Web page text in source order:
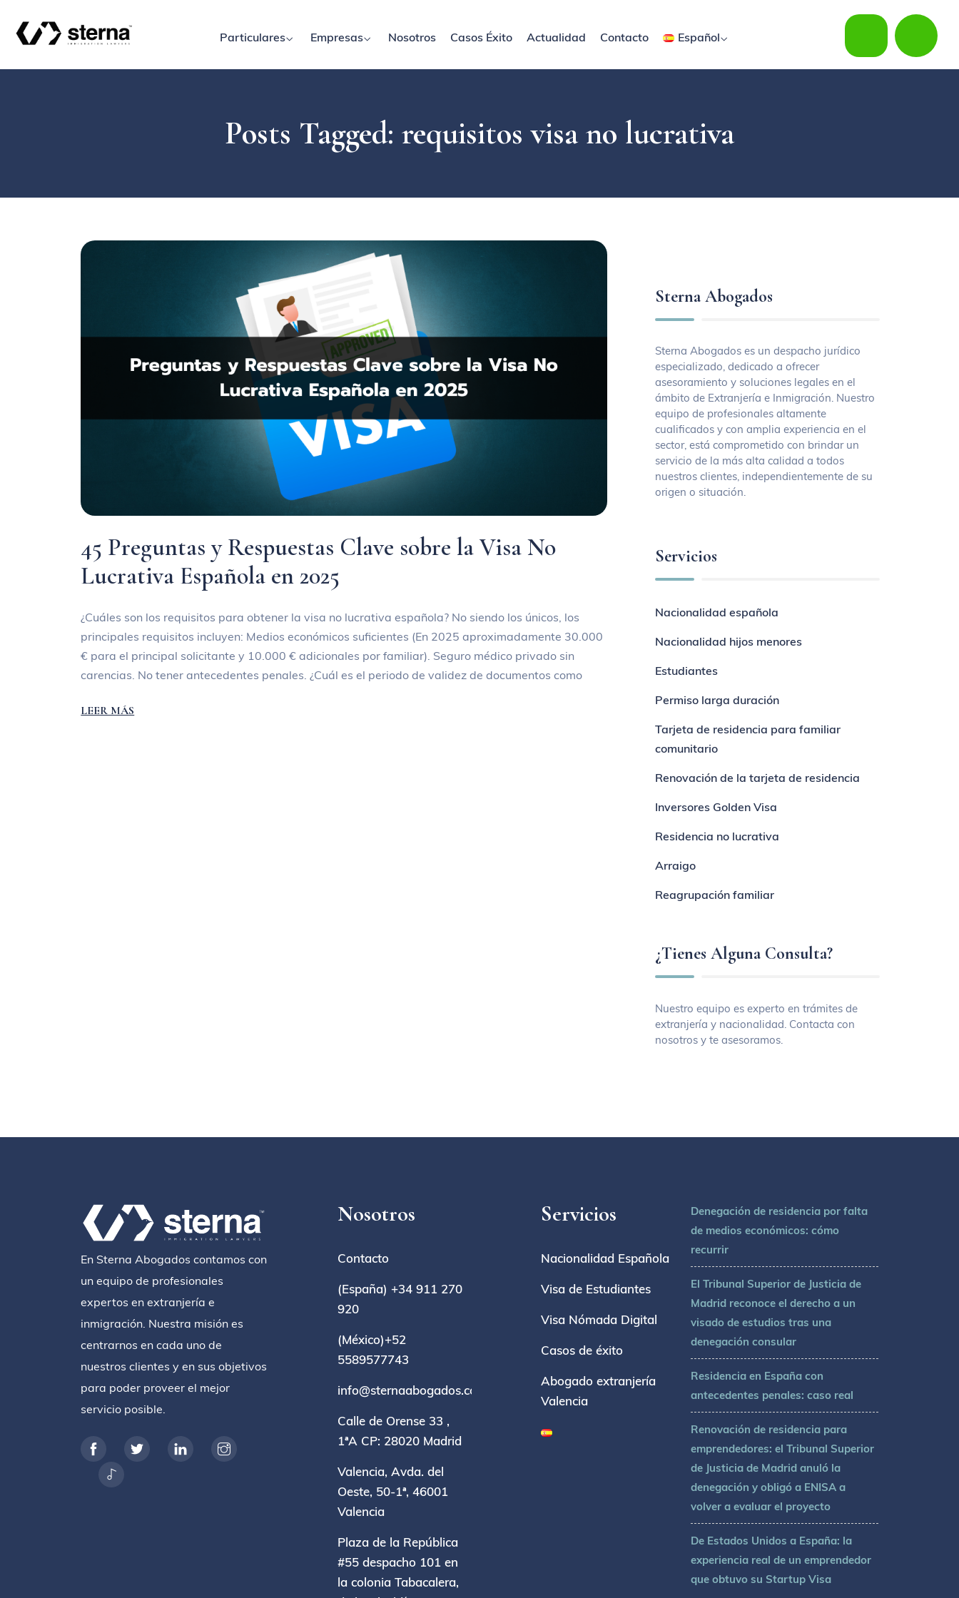
Particulares Empresas Nosotros Casos Éxito Actualidad Contacto Español
Posts Tagged: requisitos visa no lucrativa
45 Preguntas y Respuestas Clave sobre la Visa No
Lucrativa Española en 2025
¿Cuáles son los requisitos para obtener la visa no lucrativa española? No siendo los únicos, los
principales requisitos incluyen: Medios económicos suficientes (En 2025 aproximadamente 30.000
€ para el principal solicitante y 10.000 € adicionales por familiar). Seguro médico privado sin
carencias. No tener antecedentes penales. ¿Cuál es el periodo de validez de documentos como
LEER MÁS
Sterna Abogados
Sterna Abogados es un despacho jurídico
especializado, dedicado a ofrecer
asesoramiento y soluciones legales en el
ámbito de Extranjería e Inmigración. Nuestro
equipo de profesionales altamente
cualificados y con amplia experiencia en el
sector, está comprometido con brindar un
servicio de la más alta calidad a todos
nuestros clientes, independientemente de su
origen o situación.
Servicios
Nacionalidad española
Nacionalidad hijos menores
Estudiantes
Permiso larga duración
Tarjeta de residencia para familiar
comunitario
Renovación de la tarjeta de residencia
Inversores Golden Visa
Residencia no lucrativa
Arraigo
Reagrupación familiar
¿Tienes Alguna Consulta?
Nuestro equipo es experto en trámites de
extranjería y nacionalidad. Contacta con
nosotros y te asesoramos.
En Sterna Abogados contamos con
un equipo de profesionales
expertos en extranjería e
inmigración. Nuestra misión es
centrarnos en cada uno de
nuestros clientes y en sus objetivos
para poder proveer el mejor
servicio posible.
Nosotros
Contacto
(España) +34 911 270
920
(México)+52
5589577743
info@sternaabogados.com
Calle de Orense 33 ,
1ªA CP: 28020 Madrid
Valencia, Avda. del
Oeste, 50-1ª, 46001
Valencia
Plaza de la República
#55 despacho 101 en
la colonia Tabacalera,
Servicios
Nacionalidad Española
Visa de Estudiantes
Visa Nómada Digital
Casos de éxito
Abogado extranjería
Valencia
Denegación de residencia por falta
de medios económicos: cómo
recurrir
El Tribunal Superior de Justicia de
Madrid reconoce el derecho a un
visado de estudios tras una
denegación consular
Residencia en España con
antecedentes penales: caso real
Renovación de residencia para
emprendedores: el Tribunal Superior
de Justicia de Madrid anuló la
denegación y obligó a ENISA a
volver a evaluar el proyecto
De Estados Unidos a España: la
experiencia real de un emprendedor
que obtuvo su Startup Visa